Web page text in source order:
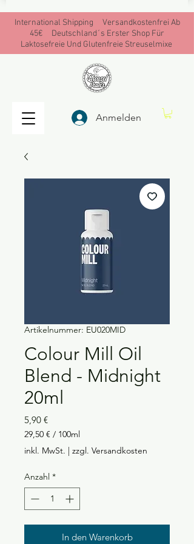
Anmelden
International Shipping Versandkostenfrei Ab
45€ Deutschland´s Erster Shop Für
Laktosefreie Und Glutenfreie Streuselmixe
Artikelnummer: EU020MID
Colour Mill Oil
Blend - Midnight
20ml
5,90 €Preis
29,50 € / 100ml
29,50 €
pro
Milliliter
inkl. MwSt. | zzgl. Versandkosten
Anzahl *
In den Warenkorb